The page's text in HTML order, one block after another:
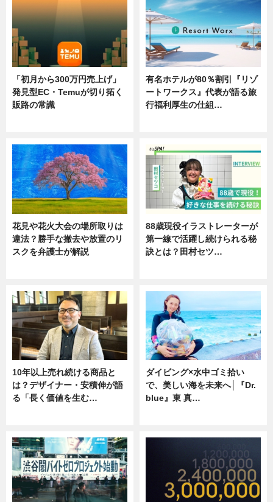
「初月から300万円売上げ」
発見型EC・Temuが切り拓く
販路の常識
有名ホテルが80％割引『リゾ
ートワークス』代表が語る旅
行福利厚生の仕組…
花見や花火大会の場所取りは
違法？勝手な撤去や放置のリ
スクを弁護士が解説
88歳現役イラストレーターが
第一線で活躍し続けられる秘
訣とは？田村セツ…
10年以上売れ続ける商品と
は？デザイナー・安積伸が語
る「長く価値を生む…
ダイビング×水中ゴミ拾い
で、美しい海を未来へ│『Dr.
blue』東 真…